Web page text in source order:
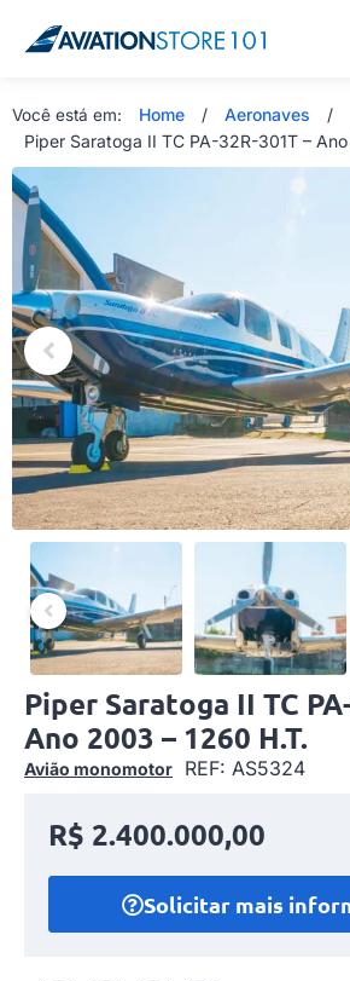
Você está em: Home / Aeronaves
/
Piper Saratoga II TC PA-32R-301T –
Piper Saratoga II TC
Ano 2003 – 1260 H.T.
Avião monomotor REF: AS5324
R$ 2.400.000,00
Solicitar mais